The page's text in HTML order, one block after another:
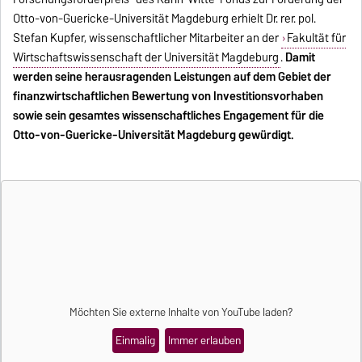
Otto-von-Guericke-Universität Magdeburg erhielt Dr. rer. pol.
Stefan Kupfer, wissenschaftlicher Mitarbeiter an der Fakultät für
Wirtschaftswissenschaft der Universität Magdeburg.Damit
werden seine herausragenden Leistungen auf dem Gebiet der
finanzwirtschaftlichen Bewertung von Investitionsvorhaben
sowie sein gesamtes wissenschaftliches Engagement für die
Otto-von-Guericke-Universität Magdeburg gewürdigt.
Möchten Sie externe Inhalte vonYouTubeladen?
Einmalig
Immer erlauben